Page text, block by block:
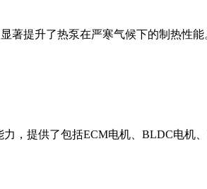
著提升了热泵在严寒气候下的制热性
，提供了包括ECM电机、BLDC电机